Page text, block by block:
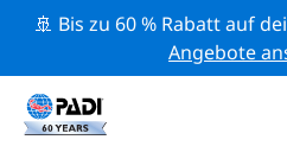
🚢 Bis zu 60 % Rabatt auf
Angebote